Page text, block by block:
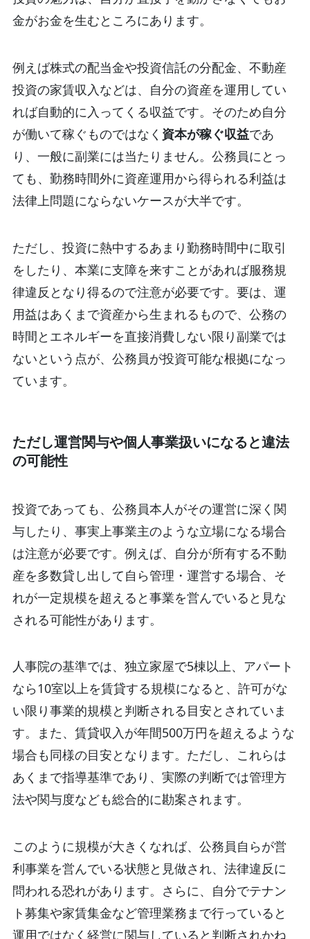
金がお金を生むところにあります。
例えば株式の配当金や投資信託の分配金、不動産
投資の家賃収入などは、自分の資産を運用してい
れば自動的に入ってくる収益です。そのため自分
が働いて稼ぐものではなく 資本が稼ぐ収益であ
り、一般に副業には当たりません。公務員にとっ
ても、勤務時間外に資産運用から得られる利益は
法律上問題にならないケースが大半です。
ただし、投資に熱中するあまり勤務時間中に取引
をしたり、本業に支障を来すことがあれば服務規
律違反となり得るので注意が必要です。要は、運
用益はあくまで資産から生まれるもので、公務の
時間とエネルギーを直接消費しない限り副業では
ないという点が、公務員が投資可能な根拠になっ
ています。
ただし運営関与や個人事業扱いになると違法
の可能性
投資であっても、公務員本人がその運営に深く関
与したり、事実上事業主のような立場になる場合
は注意が必要です。例えば、自分が所有する不動
産を多数貸し出して自ら管理・運営する場合、そ
れが一定規模を超えると事業を営んでいると見な
される可能性があります。
人事院の基準では、独立家屋で5棟以上、アパート
なら10室以上を賃貸する規模になると、許可がな
い限り事業的規模と判断される目安とされていま
す。また、賃貸収入が年間500万円を超えるような
場合も同様の目安となります。ただし、これらは
あくまで指導基準であり、実際の判断では管理方
法や関与度なども総合的に勘案されます。
このように規模が大きくなれば、公務員自らが営
利事業を営んでいる状態と見做され、法律違反に
問われる恐れがあります。さらに、自分でテナン
ト募集や家賃集金など管理業務まで行っていると
運用ではなく経営に関与していると判断されかね